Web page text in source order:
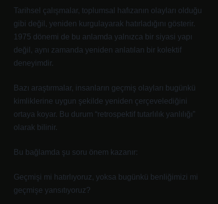
Tarihsel çalışmalar, toplumsal hafızanın olayları olduğu
gibi değil, yeniden kurgulayarak hatırladığını gösterir.
1975 dönemi de bu anlamda yalnızca bir siyasi yapı
değil, aynı zamanda yeniden anlatılan bir kolektif
deneyimdir.
Bazı araştırmalar, insanların geçmiş olayları bugünkü
kimliklerine uygun şekilde yeniden çerçevelediğini
ortaya koyar. Bu durum “retrospektif tutarlılık yanlılığı”
olarak bilinir.
Bu bağlamda şu soru önem kazanır:
Geçmişi mi hatırlıyoruz, yoksa bugünkü benliğimizi mi
geçmişe yansıtıyoruz?